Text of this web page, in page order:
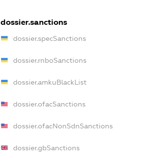
dossier.sanctions
dossier.specSanctions
dossier.rnboSanctions
dossier.amkuBlackList
dossier.ofacSanctions
dossier.ofacNonSdnSanctions
dossier.gbSanctions